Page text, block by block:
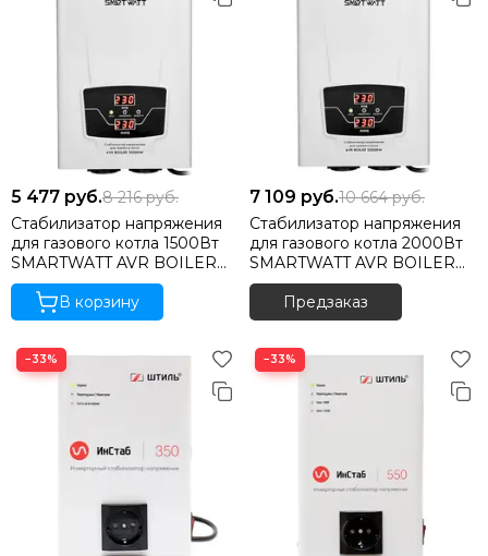
5 477 руб.8 216руб.
Стабилизатор напряжения
для газового котла 1500Вт
SMARTWATT AVR BOILER
1500RW
В корзину
7 109 руб.10 664руб.
Стабилизатор напряжения
для газового котла 2000Вт
SMARTWATT AVR BOILER
2000RW
Предзаказ
−33% −33%